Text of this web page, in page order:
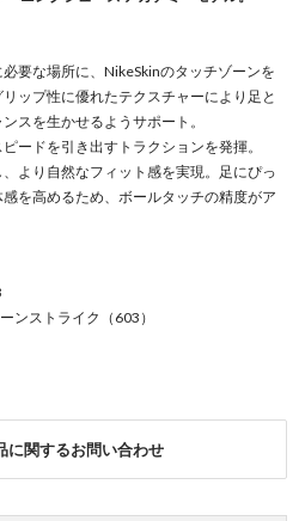
要な場所に、NikeSkinのタッチゾーンを
ップ性に優れたテクスチャーにより足と
スを生かせるようサポート。
ードを引き出すトラクションを発揮。
より自然なフィット感を実現。足にぴっ
を高めるため、ボールタッチの精度がア
ンストライク（603）
に関するお問い合わせ